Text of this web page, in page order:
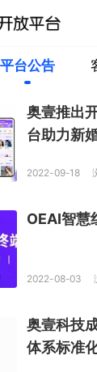
平台公告
奥壹推出
台助力新
2022-09-18
OEAI智慧
2022-08-03
奥壹科技
体系标准